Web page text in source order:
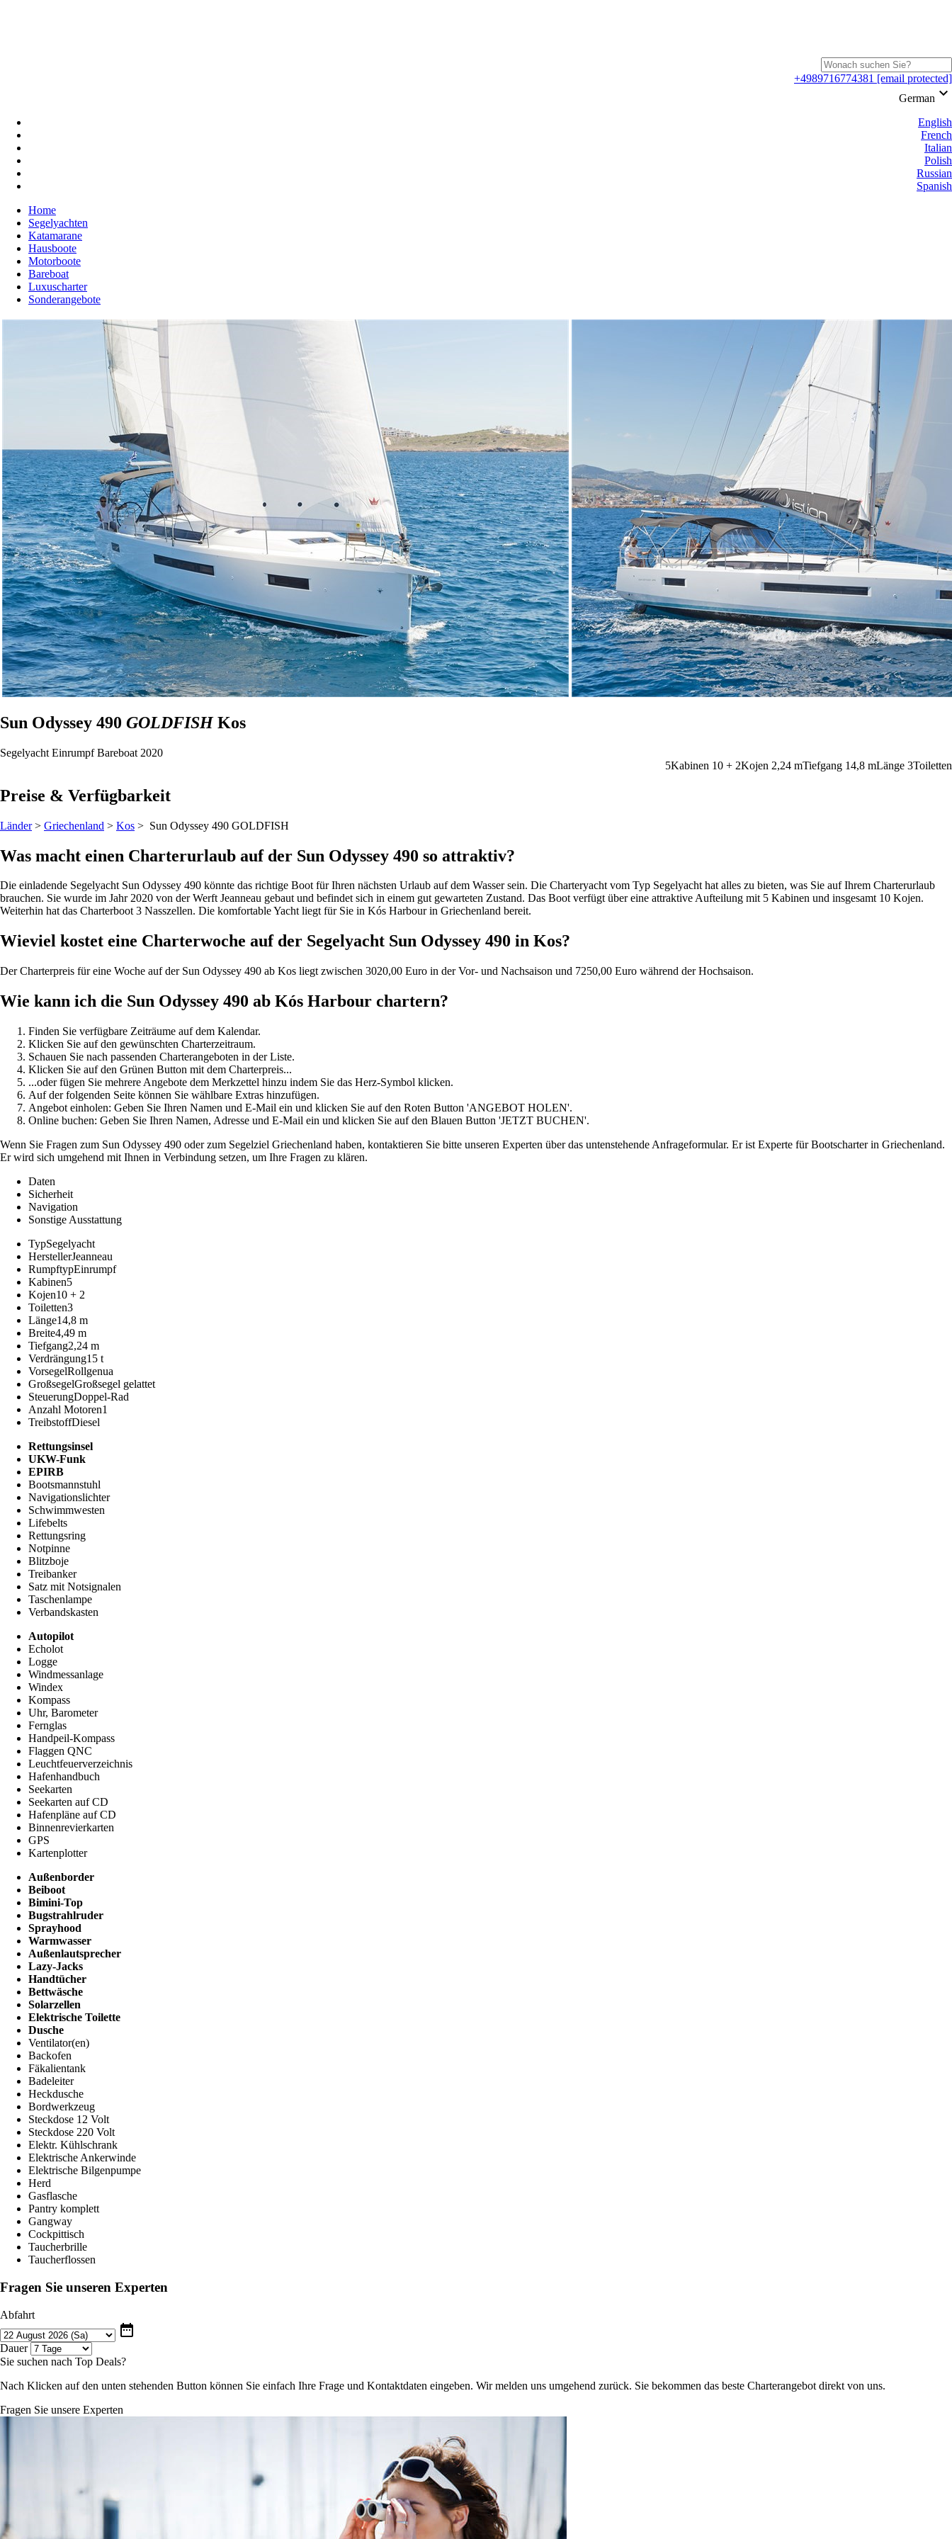
+4989716774381 [email protected]
German keyboard_arrow_down
English
French
Italian
Polish
Russian
Spanish
Home
Segelyachten
Katamarane
Hausboote
Motorboote
Bareboat
Luxuscharter
Sonderangebote
Sun Odyssey 490 GOLDFISH Kos
Segelyacht Einrumpf Bareboat 2020
5Kabinen 10 + 2Kojen 2,24 mTiefgang 14,8 mLänge 3Toiletten
Preise & Verfügbarkeit
Länder> Griechenland > Kos > Sun Odyssey 490 GOLDFISH
Was macht einen Charterurlaub auf der Sun Odyssey 490 so attraktiv?
Die einladende Segelyacht Sun Odyssey 490 könnte das richtige Boot für Ihren nächsten Urlaub auf dem Wasser sein. Die Charteryacht vom Typ Segelyacht hat alles zu bieten, was Sie auf Ihrem Charterurlaub
brauchen. Sie wurde im Jahr 2020 von der Werft Jeanneau gebaut und befindet sich in einem gut gewarteten Zustand. Das Boot verfügt über eine attraktive Aufteilung mit 5 Kabinen und insgesamt 10 Kojen.
Weiterhin hat das Charterboot 3 Nasszellen. Die komfortable Yacht liegt für Sie in Kós Harbour in Griechenland bereit.
Wieviel kostet eine Charterwoche auf der Segelyacht Sun Odyssey 490 in Kos?
Der Charterpreis für eine Woche auf der Sun Odyssey 490 ab Kos liegt zwischen 3020,00 Euro in der Vor- und Nachsaison und 7250,00 Euro während der Hochsaison.
Wie kann ich die Sun Odyssey 490 ab Kós Harbour chartern?
Finden Sie verfügbare Zeiträume auf dem Kalendar.
Klicken Sie auf den gewünschten Charterzeitraum.
Schauen Sie nach passenden Charterangeboten in der Liste.
Klicken Sie auf den Grünen Button mit dem Charterpreis...
...oder fügen Sie mehrere Angebote dem Merkzettel hinzu indem Sie das Herz-Symbol klicken.
Auf der folgenden Seite können Sie wählbare Extras hinzufügen.
Angebot einholen: Geben Sie Ihren Namen und E-Mail ein und klicken Sie auf den Roten Button 'ANGEBOT HOLEN'.
Online buchen: Geben Sie Ihren Namen, Adresse und E-Mail ein und klicken Sie auf den Blauen Button 'JETZT BUCHEN'.
Wenn Sie Fragen zum Sun Odyssey 490 oder zum Segelziel Griechenland haben, kontaktieren Sie bitte unseren Experten über das untenstehende Anfrageformular. Er ist Experte für Bootscharter in Griechenland.
Er wird sich umgehend mit Ihnen in Verbindung setzen, um Ihre Fragen zu klären.
Daten
Sicherheit
Navigation
Sonstige Ausstattung
TypSegelyacht
HerstellerJeanneau
RumpftypEinrumpf
Kabinen5
Kojen10 + 2
Toiletten3
Länge14,8 m
Breite4,49 m
Tiefgang2,24 m
Verdrängung15 t
VorsegelRollgenua
GroßsegelGroßsegel gelattet
SteuerungDoppel-Rad
Anzahl Motoren1
TreibstoffDiesel
Rettungsinsel
UKW-Funk
EPIRB
Bootsmannstuhl
Navigationslichter
Schwimmwesten
Lifebelts
Rettungsring
Notpinne
Blitzboje
Treibanker
Satz mit Notsignalen
Taschenlampe
Verbandskasten
Autopilot
Echolot
Logge
Windmessanlage
Windex
Kompass
Uhr, Barometer
Fernglas
Handpeil-Kompass
Flaggen QNC
Leuchtfeuerverzeichnis
Hafenhandbuch
Seekarten
Seekarten auf CD
Hafenpläne auf CD
Binnenrevierkarten
GPS
Kartenplotter
Außenborder
Beiboot
Bimini-Top
Bugstrahlruder
Sprayhood
Warmwasser
Außenlautsprecher
Lazy-Jacks
Handtücher
Bettwäsche
Solarzellen
Elektrische Toilette
Dusche
Ventilator(en)
Backofen
Fäkalientank
Badeleiter
Heckdusche
Bordwerkzeug
Steckdose 12 Volt
Steckdose 220 Volt
Elektr. Kühlschrank
Elektrische Ankerwinde
Elektrische Bilgenpumpe
Herd
Gasflasche
Pantry komplett
Gangway
Cockpittisch
Taucherbrille
Taucherflossen
Fragen Sie unseren Experten
Abfahrt
date_range
Dauer
Sie suchen nach Top Deals?
Nach Klicken auf den unten stehenden Button können Sie einfach Ihre Frage und Kontaktdaten eingeben. Wir melden uns umgehend zurück. Sie bekommen das beste Charterangebot direkt von uns.
Fragen Sie unsere Experten